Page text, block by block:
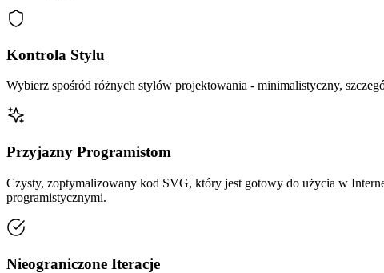
Kontrola Stylu
Wybierz spośród różnych stylów projektowania - minimalistyczny,
Przyjazny Programistom
Czysty, zoptymalizowany kod SVG, który jest gotowy do użycia w
programistycznymi.
Nieograniczone Iteracje